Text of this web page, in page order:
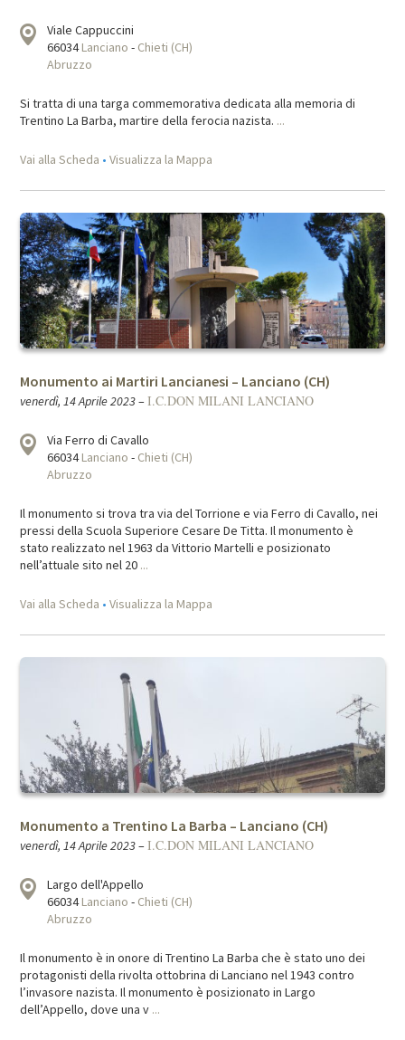
Viale Cappuccini
66034 Lanciano - Chieti (CH)
Abruzzo
Si tratta di una targa commemorativa dedicata alla memoria di
Trentino La Barba, martire della ferocia nazista. ...
Vai alla Scheda •Visualizza la Mappa
Monumento ai Martiri Lancianesi – Lanciano (CH)
venerdì, 14 Aprile 2023–I.C.DON MILANI LANCIANO
Via Ferro di Cavallo
66034 Lanciano - Chieti (CH)
Abruzzo
Il monumento si trova tra via del Torrione e via Ferro di Cavallo, nei
pressi della Scuola Superiore Cesare De Titta. Il monumento è
stato realizzato nel 1963 da Vittorio Martelli e posizionato
nell’attuale sito nel 20 ...
Vai alla Scheda •Visualizza la Mappa
Monumento a Trentino La Barba – Lanciano (CH)
venerdì, 14 Aprile 2023–I.C.DON MILANI LANCIANO
Largo dell'Appello
66034 Lanciano - Chieti (CH)
Abruzzo
Il monumento è in onore di Trentino La Barba che è stato uno dei
protagonisti della rivolta ottobrina di Lanciano nel 1943 contro
l’invasore nazista. Il monumento è posizionato in Largo
dell’Appello, dove una v ...